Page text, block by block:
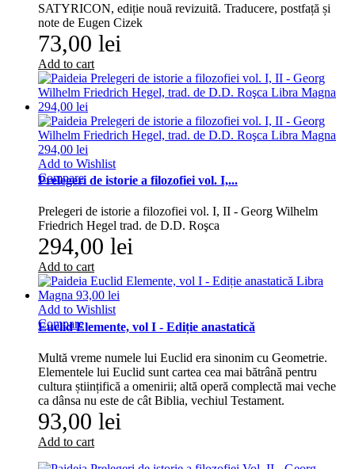
SATYRICON, ediție nouã revizuitã. Traducere, postfață și
note de Eugen Cizek
73,00 lei
Add to cart
Add to Wishlist
Compare
Prelegeri de istorie a filozofiei vol. I,...
Prelegeri de istorie a filozofiei vol. I, II - Georg Wilhelm
Friedrich Hegel trad. de D.D. Roşca
294,00 lei
Add to cart
Add to Wishlist
Compare
Euclid Elemente, vol I - Ediție anastatică
Multă vreme numele lui Euclid era sinonim cu Geometrie.
Elemen­tele lui Euclid sunt cartea cea mai bătrână pentru
cultura științifică a omenirii; altă operă complectă mai veche
ca dânsa nu este de cât Biblia, vechiul Testament.
93,00 lei
Add to cart